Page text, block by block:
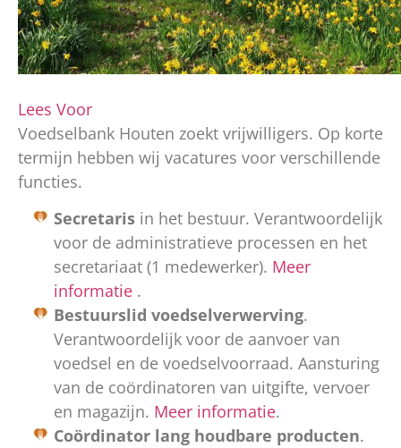
Lees Voor
Voedselbank Houten zoekt vrijwilligers. Op korte
termijn hebben wij vacatures voor verschillende
functies.
Secretaris in het bestuur. Verantwoordelijk
voor de administratieve processen en het
secretariaat (1 medewerker). Meer
informatie .
Bestuurslid voedselverwerving.
Verantwoordelijk voor de aanvoer van
voedsel en de voedselvoorraad. Aansturing
van de coördinatoren van uitgifte, vervoer
en magazijn. Meer informatie.
Coördinator lang houdbare producten.